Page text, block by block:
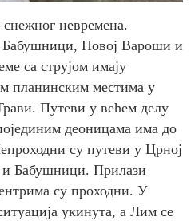
невремена.
Бабушници, Новој Вароши и
са струјом имају
планинским местима у
Путеви у већем делу
деоницама има до
су путеви у Црној
Бабушници. Прилази
су проходни. У
укинута, а Лим се